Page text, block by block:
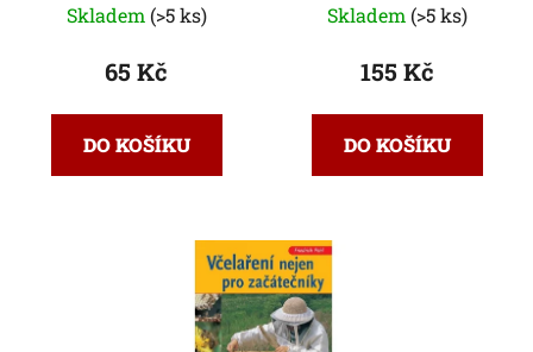
Skladem (>5 ks)
65 Kč
DO KOŠÍKU
Skladem (>5 ks)
155 Kč
DO KOŠÍKU